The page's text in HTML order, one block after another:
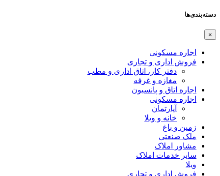
دسته‌بندی‌ها
×
اجاره مسکونی
فروش اداری و تجاری
دفتر کار، اتاق اداری و مطب
مغازه و غرفه
اجاره اتاق و پانسیون
اجاره مسکونی
آپارتمان
خانه و ویلا
زمین و باغ
ملک صنعتی
مشاور املاک
سایر خدمات املاک
ویلا
فروش اداری و تجاری